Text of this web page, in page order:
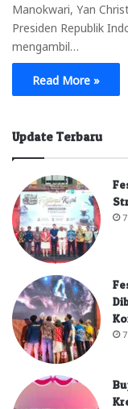
Manokwari, Yan
Presiden Republik
mengambil…
Read More »
Update Terbaru